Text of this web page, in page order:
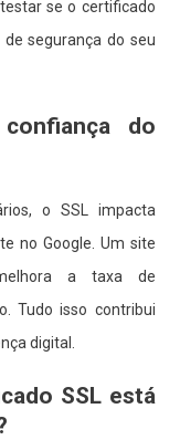
se o certificado
segurança do seu
do
o SSL impacta
no Google. Um site
a taxa de
Tudo isso contribui
digital.
SSL está